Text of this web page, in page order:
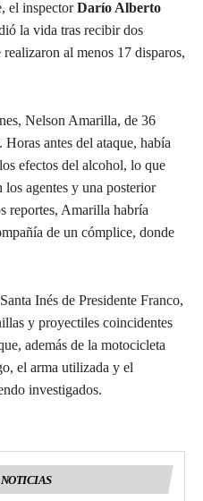
el inspectorDarío Alberto
la vida tras recibir dos
al menos 17 disparos,
Nelson Amarilla, de 36
antes del ataque, había
efectos del alcohol, lo que
los agentes y una posterior
reportes, Amarilla habría
de un cómplice, donde
Inés de Presidente Franco,
y proyectiles coincidentes
además de la motocicleta
el arma utilizada y el
investigados.